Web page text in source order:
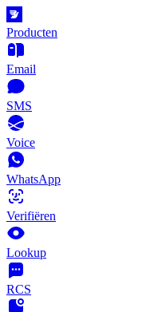
Producten
Email
SMS
Voice
WhatsApp
Verifiëren
Lookup
RCS